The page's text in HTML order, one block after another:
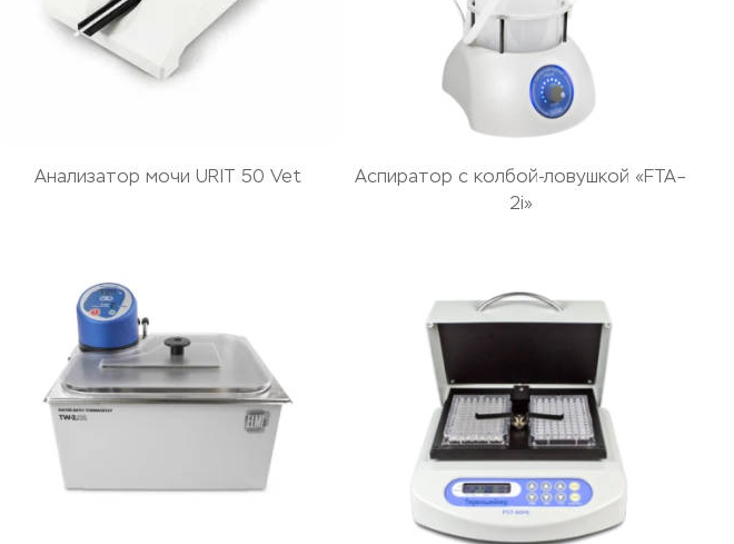
Анализатор мочи URIT 50 Vet
Аспиратор с колбой-ловушкой «FTA–
2i»